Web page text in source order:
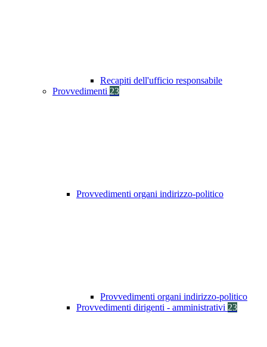
Recapiti dell'ufficio responsabile
Provvedimenti 23
Provvedimenti organi indirizzo-politico
Provvedimenti organi indirizzo-politico
Provvedimenti dirigenti - amministrativi 23